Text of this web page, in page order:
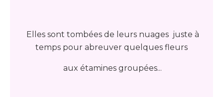
Elles sont tombées de leurs nuages juste à
temps pour abreuver quelques fleurs
aux étamines groupées...